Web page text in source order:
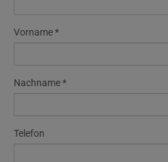
Vorname
Nachname
Telefon